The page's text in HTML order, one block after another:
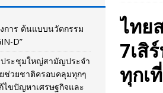
.2569
AUTO NEWS
10, 2026 ] นครปฐมส้มไม่แผ่ว แต่บ้านใหญ่ผ
ที่สายอนุรักษ์นิยมเลิกรบกันเอง
PR NEWS
26, 2025 ] i-Motor เปิดตัว BREEZE ปัก
30, 2026 ] จุฬาฯ เปิดตัวโครงการ ต้นแบบนวัตก
ไทย
7เสิ
ทุกเ
การ ต้นแบบนวัตกรรม
D”
ระชุมใหญ่สามัญประจำ
ช่วยชาติครอบคลุมทุกๆ
ไขปัญหาเศรษฐกิจและ